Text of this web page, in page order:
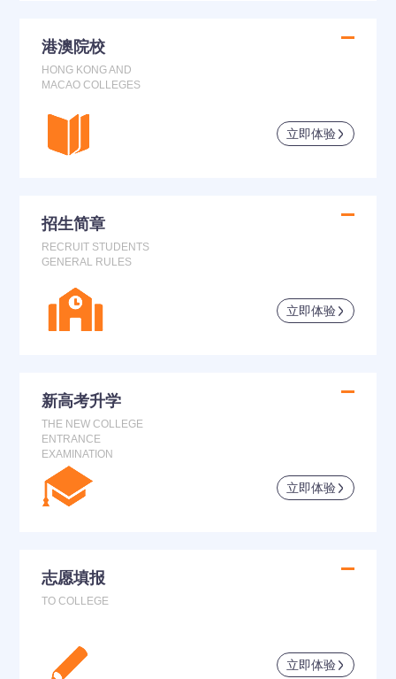
港澳院校
HONG KONG AND
MACAO COLLEGES
立即体验
招生简章
RECRUIT STUDENTS
GENERAL RULES
立即体验
新高考升学
THE NEW COLLEGE
ENTRANCE
EXAMINATION
立即体验
志愿填报
TO COLLEGE
立即体验